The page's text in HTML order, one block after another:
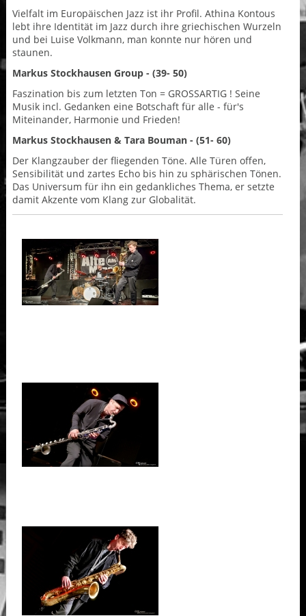
Vielfalt im Europäischen Jazz ist ihr Profil. Athina Kontous
lebt ihre Identität im Jazz durch ihre griechischen Wurzeln
und bei Luise Volkmann, man konnte nur hören und
staunen.
Markus Stockhausen Group - (39- 50)
Faszination bis zum letzten Ton = GROSSARTIG ! Seine
Musik incl. Gedanken eine Botschaft für alle - für's
Miteinander, Harmonie und Frieden!
Markus Stockhausen & Tara Bouman- (51- 60)
Der Klangzauber der fliegenden Töne. Alle Türen offen,
Sensibilität und zartes Echo bis hin zu sphärischen Tönen.
Das Universum für ihn ein gedankliches Thema, er setzte
damit Akzente vom Klang zur Globalität.